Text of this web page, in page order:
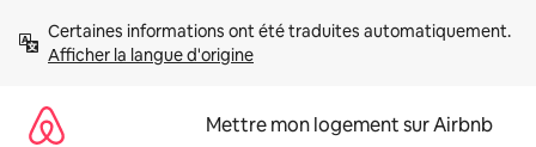
directement
Afficher la langue d'origine
Mettre mon logement sur Airbnb